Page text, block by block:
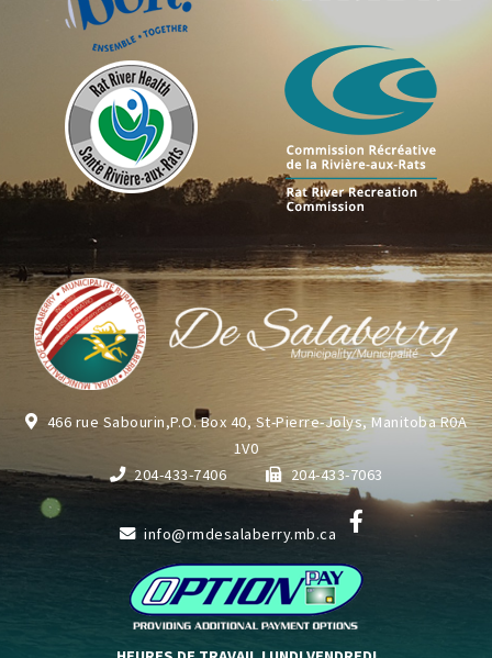
466 rue Sabourin,P.O. Box 40, St-Pierre-Jolys, Manitoba R0A
1V0
204-433-7406
204-433-7063
info@rmdesalaberry.mb.ca